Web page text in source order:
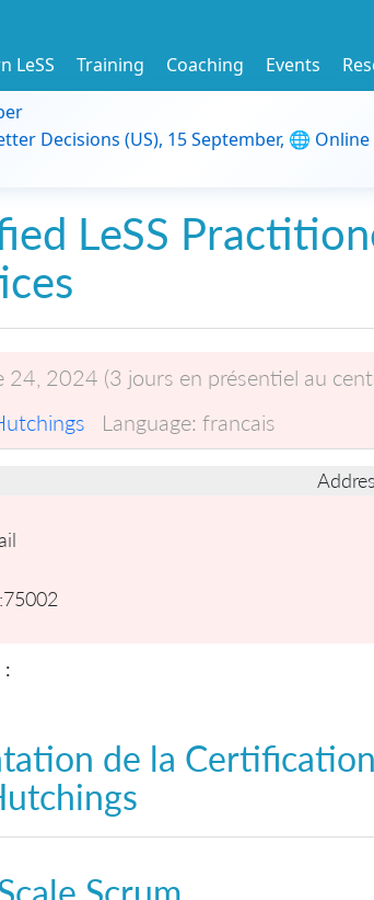
LeSS Training Coaching Events
Decisions (US), 15 September, 🌐 Online
LeSS
24, 2024 (3 jours en présentiel au
Language: francais
75002
:
de la